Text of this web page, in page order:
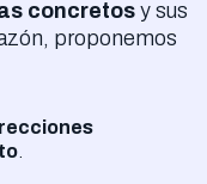
concretos y sus
proponemos